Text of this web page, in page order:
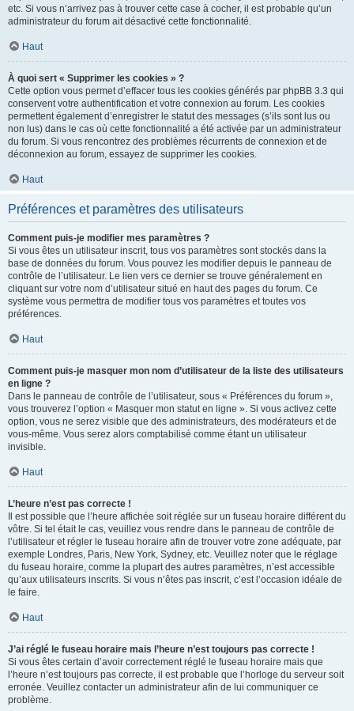
etc. Si vous n’arrivez pas à trouver cette case à cocher, il est probable qu’un
administrateur du forum ait désactivé cette fonctionnalité.
Haut
À quoi sert « Supprimer les cookies » ?
Cette option vous permet d’effacer tous les cookies générés par phpBB 3.3 qui
conservent votre authentification et votre connexion au forum. Les cookies
permettent également d’enregistrer le statut des messages (s’ils sont lus ou
non lus) dans le cas où cette fonctionnalité a été activée par un administrateur
du forum. Si vous rencontrez des problèmes récurrents de connexion et de
déconnexion au forum, essayez de supprimer les cookies.
Haut
Préférences et paramètres des utilisateurs
Comment puis-je modifier mes paramètres ?
Si vous êtes un utilisateur inscrit, tous vos paramètres sont stockés dans la
base de données du forum. Vous pouvez les modifier depuis le panneau de
contrôle de l’utilisateur. Le lien vers ce dernier se trouve généralement en
cliquant sur votre nom d’utilisateur situé en haut des pages du forum. Ce
système vous permettra de modifier tous vos paramètres et toutes vos
préférences.
Haut
Comment puis-je masquer mon nom d’utilisateur de la liste des utilisateurs
en ligne ?
Dans le panneau de contrôle de l’utilisateur, sous « Préférences du forum »,
vous trouverez l’option « Masquer mon statut en ligne ». Si vous activez cette
option, vous ne serez visible que des administrateurs, des modérateurs et de
vous-même. Vous serez alors comptabilisé comme étant un utilisateur
invisible.
Haut
L’heure n’est pas correcte !
Il est possible que l’heure affichée soit réglée sur un fuseau horaire différent du
vôtre. Si tel était le cas, veuillez vous rendre dans le panneau de contrôle de
l’utilisateur et régler le fuseau horaire afin de trouver votre zone adéquate, par
exemple Londres, Paris, New York, Sydney, etc. Veuillez noter que le réglage
du fuseau horaire, comme la plupart des autres paramètres, n’est accessible
qu’aux utilisateurs inscrits. Si vous n’êtes pas inscrit, c’est l’occasion idéale de
le faire.
Haut
J’ai réglé le fuseau horaire mais l’heure n’est toujours pas correcte !
Si vous êtes certain d’avoir correctement réglé le fuseau horaire mais que
l’heure n’est toujours pas correcte, il est probable que l’horloge du serveur soit
erronée. Veuillez contacter un administrateur afin de lui communiquer ce
problème.